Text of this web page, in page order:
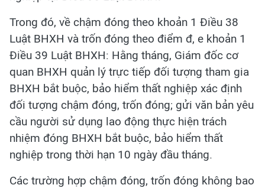
Trong đó, về chậm đóng theo khoản 1 Điều 38
Luật BHXH và trốn đóng theo điểm đ, e khoản 1
Điều 39 Luật BHXH: Hằng tháng, Giám đốc cơ
quan BHXH quản lý trực tiếp đối tượng tham gia
BHXH bắt buộc, bảo hiểm thất nghiệp xác định
đối tượng chậm đóng, trốn đóng; gửi văn bản yêu
cầu người sử dụng lao động thực hiện trách
nhiệm đóng BHXH bắt buộc, bảo hiểm thất
nghiệp trong thời hạn 10 ngày đầu tháng.
Các trường hợp chậm đóng, trốn đóng không bao